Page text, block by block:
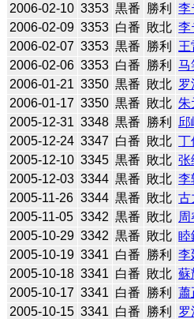
2006-02-10 3353 黒番 勝利 李
2006-02-09 3353 白番 敗北 李
2006-02-07 3353 黒番 勝利 王
2006-02-06 3353 白番 勝利 马
2006-01-21 3350 黒番 敗北 罗
2006-01-17 3350 黒番 敗北 朱
2005-12-31 3348 黒番 勝利 邱
2005-12-24 3347 白番 敗北 丁
2005-12-10 3345 黒番 敗北 张
2005-12-03 3344 黒番 敗北 李
2005-11-26 3344 黒番 敗北 古
2005-11-05 3342 黒番 敗北
2005-10-29 3342 黒番 敗北 睦
2005-10-19 3341 白番 勝利 李
2005-10-18 3341 白番 敗北 蘇
2005-10-17 3341 白番 勝利 蕭
2005-10-15 3341 白番 勝利 罗